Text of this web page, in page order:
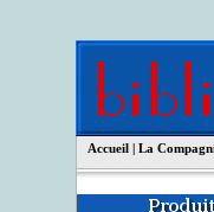
Accueil | La